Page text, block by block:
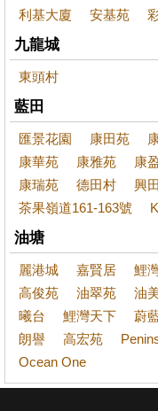
利基大廈 安基苑
九龍城
東頭村
藍田
匯景花園 康田苑
康華苑
康雅苑 康
康瑞苑
德田村 興
茶果嶺道161-163號
油塘
麗港城 嘉賢居 鯉
高俊苑
油翠苑 油
曦台
鯉灣天下 蔚
朗譽
高宏苑
Ocean One